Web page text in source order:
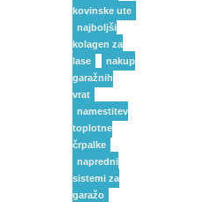
kovinske ute
najboljši
kolagen za
lase
nakup
garažnih
vrat
namestitev
toplotne
črpalke
napredni
sistemi za
garažo